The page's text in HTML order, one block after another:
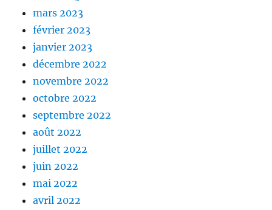
mars 2023
février 2023
janvier 2023
décembre 2022
novembre 2022
octobre 2022
septembre 2022
août 2022
juillet 2022
juin 2022
mai 2022
avril 2022